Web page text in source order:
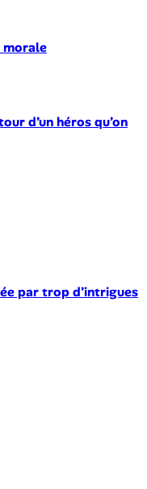
morale
d’un héros qu’on
par trop d’intrigues